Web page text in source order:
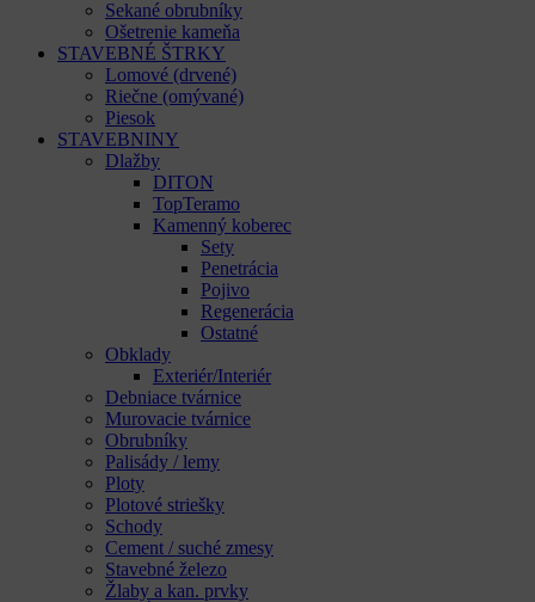
Sekané obrubníky
Ošetrenie kameňa
STAVEBNÉ ŠTRKY
Lomové (drvené)
Riečne (omývané)
Piesok
STAVEBNINY
Dlažby
DITON
TopTeramo
Kamenný koberec
Sety
Penetrácia
Pojivo
Regenerácia
Ostatné
Obklady
Exteriér/Interiér
Debniace tvárnice
Murovacie tvárnice
Obrubníky
Palisády / lemy
Ploty
Plotové striešky
Schody
Cement / suché zmesy
Stavebné železo
Žlaby a kan. prvky